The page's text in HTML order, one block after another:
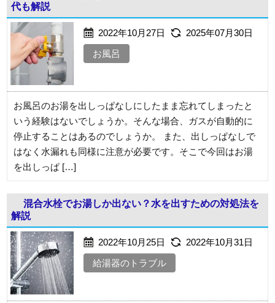
代も解説
2022年10月27日
2025年07月30日
お風呂
お風呂のお湯を出しっぱなしにしたまま忘れてしまったと
いう経験はないでしょうか。そんな場合、ガスが自動的に
停止することはあるのでしょうか。 また、出しっぱなしで
はなく水漏れも同様に注意が必要です。そこで今回はお湯
を出しっぱ […]
混合水栓でお湯しか出ない？水を出すための対処法を
解説
2022年10月25日
2022年10月31日
給湯器のトラブル